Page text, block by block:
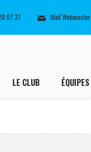
07 37 Mail Webmaster
LE CLUB ÉQUIPES